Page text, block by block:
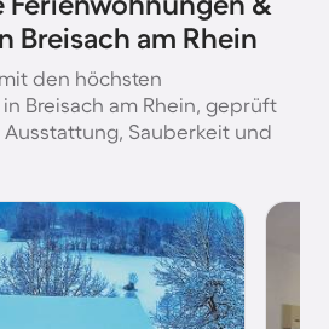
Breisach am Rhein
den höchsten
Breisach am Rhein, geprüft
Ausstattung, Sauberkeit und